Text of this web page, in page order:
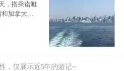
，搭乘诺唯
加拿大的4
，仅展示近5年的游记~